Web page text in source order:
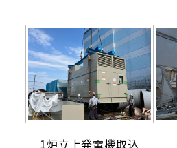
1炉立上発電機取込